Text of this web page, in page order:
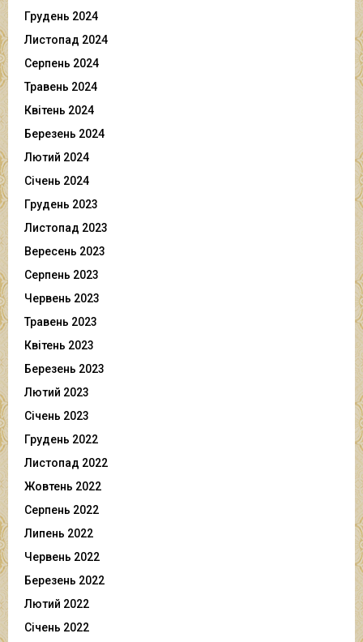
Грудень 2024
Листопад 2024
Серпень 2024
Травень 2024
Квітень 2024
Березень 2024
Лютий 2024
Січень 2024
Грудень 2023
Листопад 2023
Вересень 2023
Серпень 2023
Червень 2023
Травень 2023
Квітень 2023
Березень 2023
Лютий 2023
Січень 2023
Грудень 2022
Листопад 2022
Жовтень 2022
Серпень 2022
Липень 2022
Червень 2022
Березень 2022
Лютий 2022
Січень 2022